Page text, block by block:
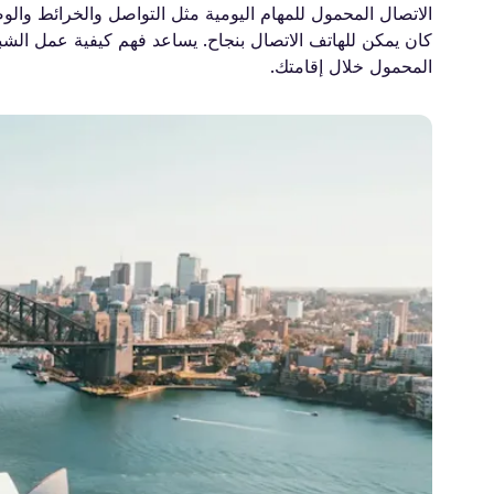
الاتصال المحمول للمهام اليومية مثل التواصل والخرائط
كان يمكن للهاتف الاتصال بنجاح. يساعد فهم كيفية عمل
المحمول خلال إقامتك.